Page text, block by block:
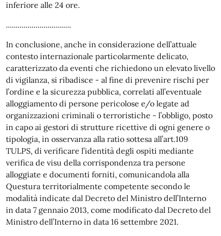
inferiore alle 24 ore.
.................................
In conclusione, anche in considerazione dell’attuale
contesto internazionale particolarmente delicato,
caratterizzato da eventi che richiedono un elevato livello
di vigilanza, si ribadisce - al fine di prevenire rischi per
l’ordine e la sicurezza pubblica, correlati all’eventuale
alloggiamento di persone pericolose e/o legate ad
organizzazioni criminali o terroristiche - l’obbligo, posto
in capo ai gestori di strutture ricettive di ogni genere o
tipologia, in osservanza alla ratio sottesa all’art.109
TULPS, di verificare l’identità degli ospiti mediante
verifica de visu della corrispondenza tra persone
alloggiate e documenti forniti, comunicandola alla
Questura territorialmente competente secondo le
modalità indicate dal Decreto del Ministro dell’Interno
in data 7 gennaio 2013, come modificato dal Decreto del
Ministro dell’Interno in data 16 settembre 2021.